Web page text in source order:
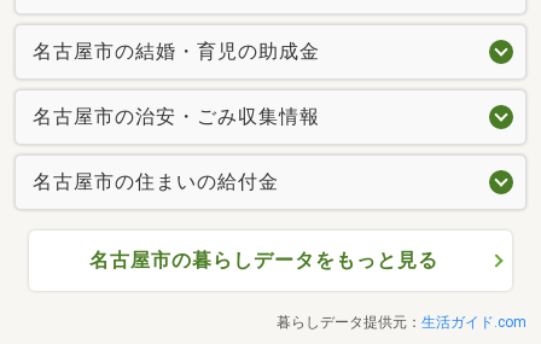
名古屋市の結婚・育児の助成金
名古屋市の治安・ごみ収集情報
名古屋市の住まいの給付金
名古屋市の暮らしデータをもっと見る
暮らしデータ提供元： 生活ガイド.com